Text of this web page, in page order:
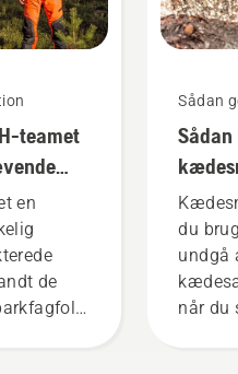
teamet
en
de
Sådan
på
du
undgå
når du